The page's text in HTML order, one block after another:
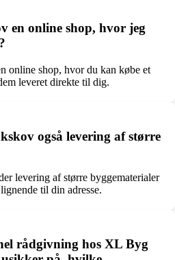
en online shop, hvor jeg
online shop, hvor du kan købe et
leveret direkte til dig.
også levering af større
levering af større byggematerialer
til din adresse.
rådgivning hos XL Byg